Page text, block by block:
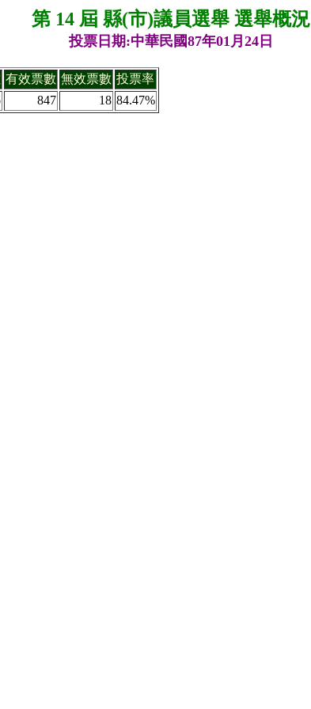
第 14 屆 縣(市)議員選舉 選舉概況
投票日期:中華民國87年01月24日
有效票數 無效票數 投票率
847 18 84.47%